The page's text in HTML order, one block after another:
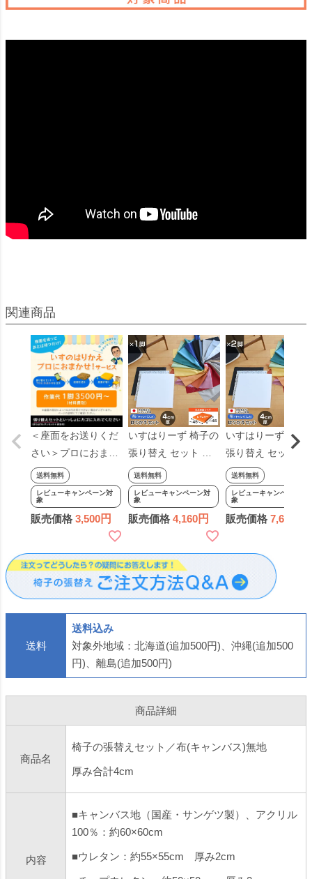
＜座面をお送りくだ
さい＞プロにおまか
せ！ 椅子の張り替え
×1脚分（作業費の
み・材料費別）※材
料は別ページからお
求めください※ 椅子
の張替え 椅子 はり
かえ 作業 サービス
送料無料
レビューキャンペーン対
象
販売価格 3,500
いすはりーず 椅子の
張り替え セット 布
無地【4cm厚】【1
脚分】 キャンバス
布地 生地 キット い
す DIY イス 座面 張
り替え 日本製 国産
修理 椅子 張替え は
りかえ 貼り替え
送料無料
レビューキャンペーン対
象
販売価格 4,160
いすはりーず 椅子
張り替え セット 布
無地 【4cm厚】【2
脚分】 キャンバス
布地 生地 キット い
す DIY イス 座面 張
修理 椅子 張替え は
りかえ 貼り替え
送料無料
レビューキャンペーン対
象
販売価格 7,620
送料
送料込み
対象外地域：北海道(追加500円)、沖縄(追加500
円)、離島(追加500円)
商品詳細
商品名
椅子の張替えセット／布(キャンバス)無地
厚み合計4cm
内容
■キャンバス地（国産・サンゲツ製）、アクリル
100％：約60×60cm
■ウレタン：約55×55cm 厚み2cm